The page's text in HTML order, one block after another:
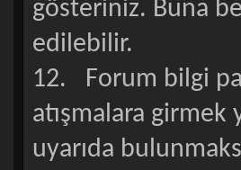
gösteriniz. Buna
edilebilir.
12. Forum bilgi
atışmalara girmek
uyarıda